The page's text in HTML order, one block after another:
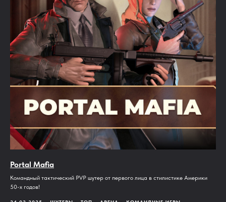
Portal Mafia
Командный тактический PVP шутер от первого лица в стилистике Америки
50-х годов!